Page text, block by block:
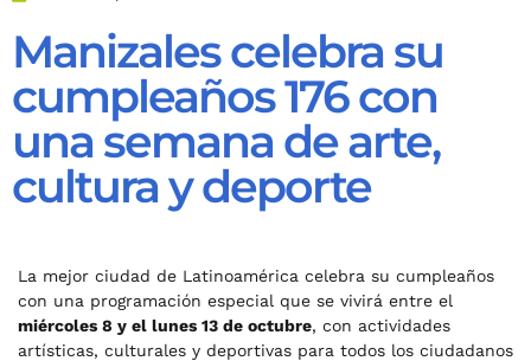
Manizales celebra su
cumpleaños 176 con
una semana de arte,
cultura y deporte
La mejor ciudad de Latinoamérica celebra su cumpleaños
con una programación especial que se vivirá entre el
miércoles 8 y el lunes 13 de octubre, con actividades
artísticas, culturales y deportivas para todos los ciudadanos